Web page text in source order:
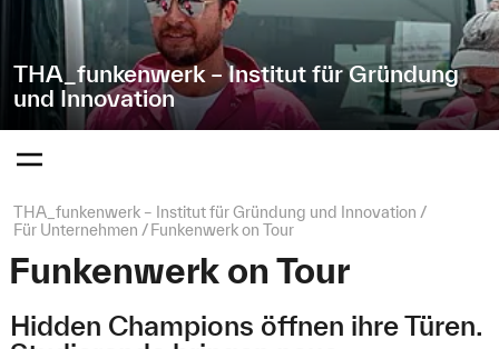
Gründung
und
Innovation"
THA_funkenwerk – Institut für Gründung
und Innovation
bestätigen
des
Menüs
Seitenpfad:
THA_funkenwerk – Institut für Gründung und Innovation
Für Unternehmen
Funkenwerk on Tour
Funkenwerk on Tour
Hidden Champions öffnen ihre Türen.